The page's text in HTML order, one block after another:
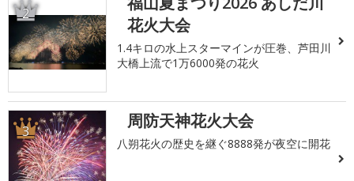
2
花火大会
1.4キロの水上スターマインが圧巻、芦田川
大橋上流で1万6000発の花火
3 周防天神花火大会
八朔花火の歴史を継ぐ8888発が夜空に開花